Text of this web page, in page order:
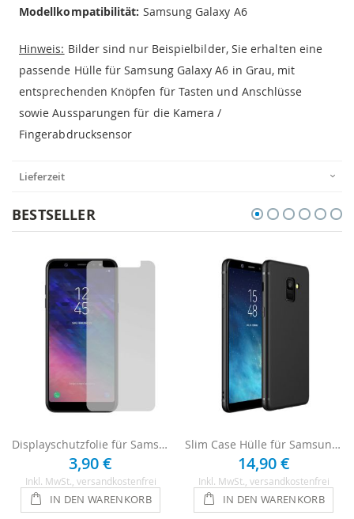
Modellkompatibilität: Samsung Galaxy A6
Hinweis: Bilder sind nur Beispielbilder, Sie erhalten eine
passende Hülle für Samsung Galaxy A6 in Grau, mit
entsprechenden Knöpfen für Tasten und Anschlüsse
sowie Aussparungen für die Kamera /
Fingerabdrucksensor
Lieferzeit
BESTSELLER
Displayschutzfolie für Samsung Galaxy A6 - 1 x Clear
3,90 €
Inkl. MwSt. , versandkostenfrei
IN DEN WARENKORB
Slim Case Hülle für Samsung Galaxy A6 - Schwarz
14,90 €
Inkl. MwSt. , versandkostenfrei
IN DEN WARENKORB